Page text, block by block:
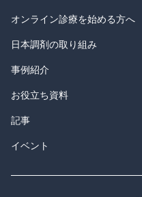
オンライン診療を始める方へ
日本調剤の取り組み
事例紹介
お役立ち資料
記事
イベント